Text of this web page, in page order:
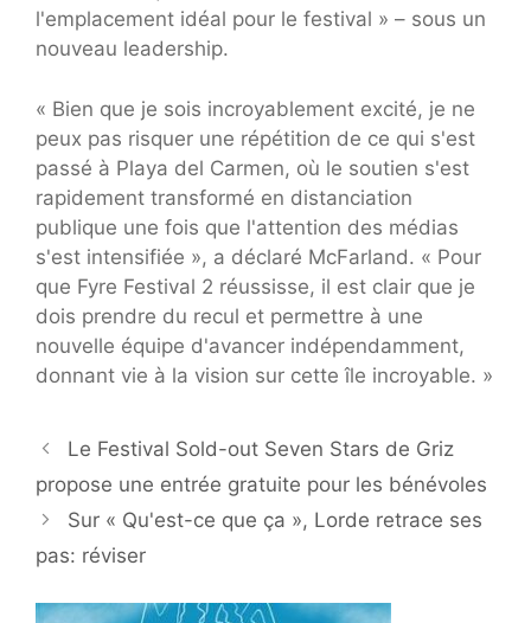
l'emplacement idéal pour le festival » – sous un
nouveau leadership.
« Bien que je sois incroyablement excité, je ne
peux pas risquer une répétition de ce qui s'est
passé à Playa del Carmen, où le soutien s'est
rapidement transformé en distanciation
publique une fois que l'attention des médias
s'est intensifiée », a déclaré McFarland. « Pour
que Fyre Festival 2 réussisse, il est clair que je
dois prendre du recul et permettre à une
nouvelle équipe d'avancer indépendamment,
donnant vie à la vision sur cette île incroyable. »
Le Festival Sold-out Seven Stars de Griz
propose une entrée gratuite pour les bénévoles
Sur « Qu'est-ce que ça », Lorde retrace ses
pas: réviser